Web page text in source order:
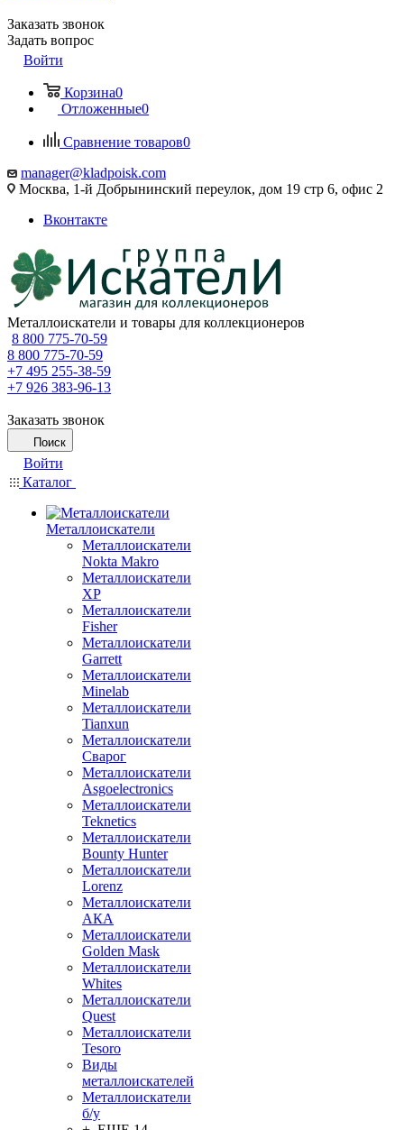
Заказать звонок
Задать вопрос
Войти
Корзина0
Отложенные0
Сравнение товаров0
manager@kladpoisk.com
Москва, 1-й Добрынинский переулок, дом 19 стр 6, офис 2
Вконтакте
Металлоискатели и товары для коллекционеров
8 800 775-70-59
8 800 775-70-59
+7 495 255-38-59
+7 926 383-96-13
Заказать звонок
Поиск
Войти
Каталог
Металлоискатели
Металлоискатели
Nokta Makro
Металлоискатели
XP
Металлоискатели
Fisher
Металлоискатели
Garrett
Металлоискатели
Minelab
Металлоискатели
Tianxun
Металлоискатели
Сварог
Металлоискатели
Asgoelectronics
Металлоискатели
Teknetics
Металлоискатели
Bounty Hunter
Металлоискатели
Lorenz
Металлоискатели
АКА
Металлоискатели
Golden Mask
Металлоискатели
Whites
Металлоискатели
Quest
Металлоискатели
Tesoro
Виды
металлоискателей
Металлоискатели
б/у